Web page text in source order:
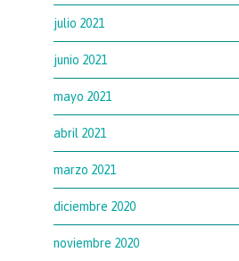
julio 2021
junio 2021
mayo 2021
abril 2021
marzo 2021
diciembre 2020
noviembre 2020